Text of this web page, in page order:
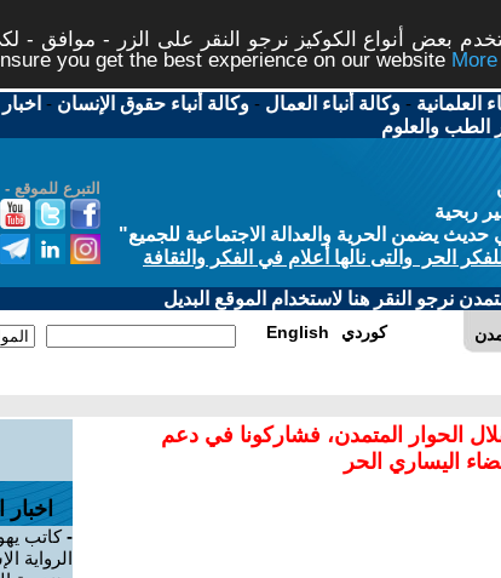
بعض أنواع الكوكيز نرجو النقر على الزر - موافق -
you get the best experience on our website
العلمانية -وكالة أنباء العمال -وكالة أنباء حقوق الإنسان -
الطب والعلوم
التبرع للموقع
ربحية
يضمن الحرية والعدالة الاجتماعية للجميع"
الحر والتى نالها أعلام في الفكر والثقافة
نرجو النقر هنا لاستخدام الموقع البديل
English كوردي
الحوار المتمدن، فشاركونا في دعم
اليساري الحر
-كاتب
الرواية